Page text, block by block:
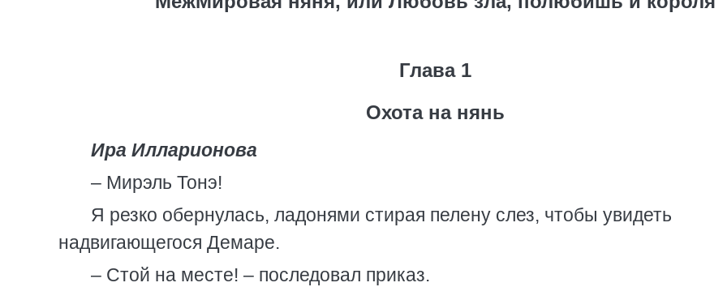
Глава 1
Охота на нянь
Ира Илларионова
– Мирэль Тонэ!
Я резко обернулась, ладонями стирая пелену слез, чтобы увидеть
надвигающегося Демаре.
– Стой на месте! – последовал приказ.